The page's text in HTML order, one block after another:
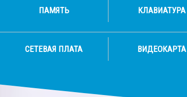
ПАМЯТЬ КЛАВИАТУРА
СЕТЕВАЯ ПЛАТА ВИДЕОКАРТА